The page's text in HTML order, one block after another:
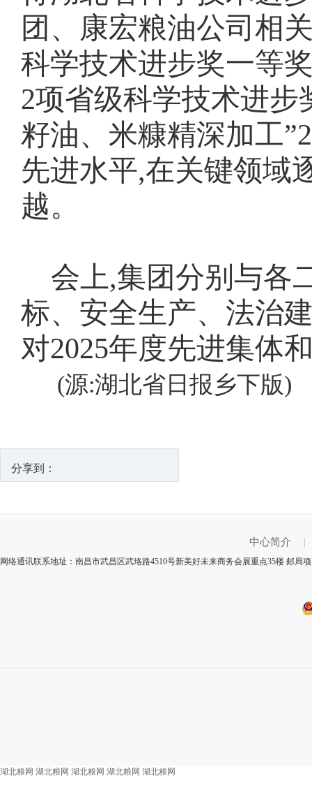
团、康宏粮油公司相
科学技术进步奖一等
2项省级科学技术进步
籽油、米糠精深加工
先进水平,在关键领域
越。
会上,集团分别与各
标、安全生产、法治
对2025年度先进集体
(源:湖北省日报乡下版)
分享到：
中心简介
网络通讯联系地址：南昌市武昌区武珞路4510号新美好未来商务会展重点35楼 邮局
湖北粮网 湖北粮网 湖北粮网 湖北粮网 湖北粮网